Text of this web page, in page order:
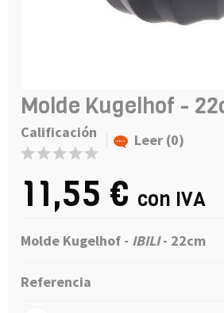
Molde Kugelhof -
Calificación Leer (0)
11,55 € con IVA
Molde Kugelhof - IBILI- 22cm
Referencia